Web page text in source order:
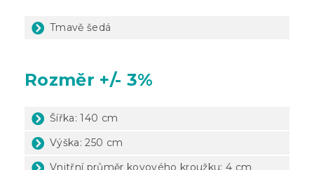
Tmavě šedá
Rozměr +/- 3%
Šířka: 140 cm
Výška: 250 cm
Vnitřní průměr kovového kroužku: 4 cm